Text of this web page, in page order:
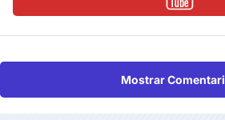
Mostrar